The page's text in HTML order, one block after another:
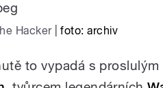
Hacker foto: archiv
to vypadá s